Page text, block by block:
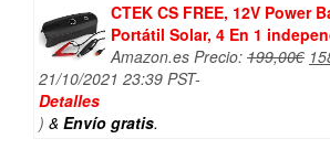
CTEK CS FREE, 12V Power
Portátil Solar, 4 En 1
Amazon.es Precio: 199,00€ El
21/10/2021 23:39 PST-
Detalles
) & Envío gratis.